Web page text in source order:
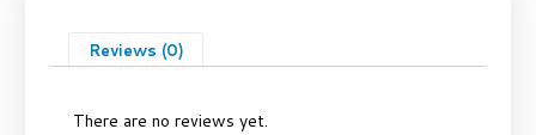
Reviews (0)
There are no reviews yet.